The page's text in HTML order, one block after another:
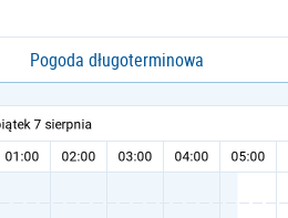
Pogoda długoterminowa